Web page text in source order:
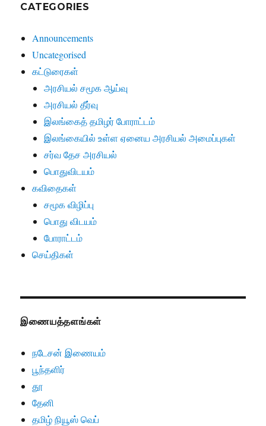
CATEGORIES
Announcements
Uncategorised
கட்டுரைகள்
அரசியல் சமூக ஆய்வு
அரசியல் தீர்வு
இலங்கைத் தமிழர் போராட்டம்
இலங்கையில் உள்ள ஏனைய அரசியல் அமைப்புகள்
சர்வ தேச அரசியல்
பொதுவிடயம்
கவிதைகள்
சமூக விழிப்பு
பொது விடயம்
போராட்டம்
செய்திகள்
இணையத்தளங்கள்
நடேசன் இணையம்
பூந்தளிர்
தூ
தேனி
தமிழ் நியூஸ் வெப்